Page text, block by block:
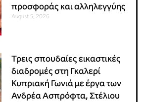
προσφοράς και αλληλεγγύης
August 5, 2026
Τρεις σπουδαίες εικαστικές
διαδρομές στη Γκαλερί
Κυπριακή Γωνιά με έργα των
Ανδρέα Ασπρόφτα, Στέλιου